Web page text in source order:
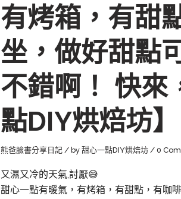
有烤箱，有甜
坐，做好甜點
不錯啊！ 快來
點DIY烘焙坊】
熊爸臉書分享日記 by 甜心一點DIY烘焙坊 0
又濕又冷的天氣,討厭😅
甜心一點有暖氣，有烤箱，有甜點，有咖